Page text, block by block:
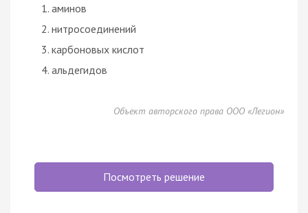
аминов
нитросоединений
карбоновых кислот
альдегидов
Объект авторского права ООО «Легион»
Посмотреть решение